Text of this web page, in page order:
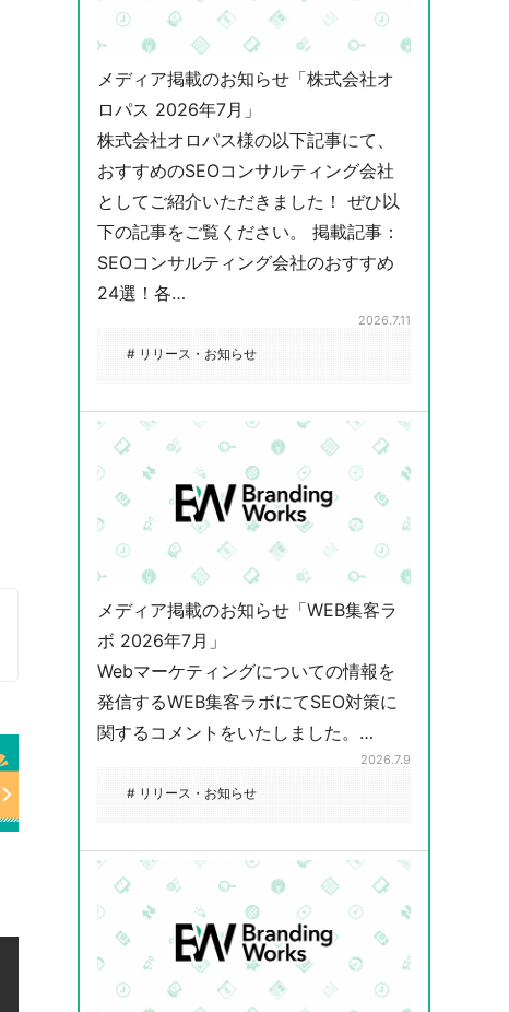
メディア掲載のお知らせ「株式会社オ
ロパス 2026年7月」
株式会社オロパス様の以下記事にて、
おすすめのSEOコンサルティング会社
としてご紹介いただきました！ ぜひ以
下の記事をご覧ください。 掲載記事：
SEOコンサルティング会社のおすすめ
24選！各…
2026.7.11
# リリース・お知らせ
メディア掲載のお知らせ「WEB集客ラ
ボ 2026年7月」
Webマーケティングについての情報を
発信するWEB集客ラボにてSEO対策に
関するコメントをいたしました。…
2026.7.9
# リリース・お知らせ